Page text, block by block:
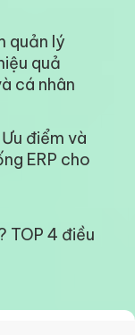
quản lý
quả
cá nhân
điểm và
ERP cho
TOP 4 điều